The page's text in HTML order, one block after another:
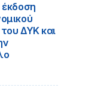
έκδοση
ΔΥΚ και